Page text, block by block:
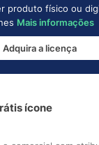
produto físico ou
Mais informações
Adquira a licença
ícone